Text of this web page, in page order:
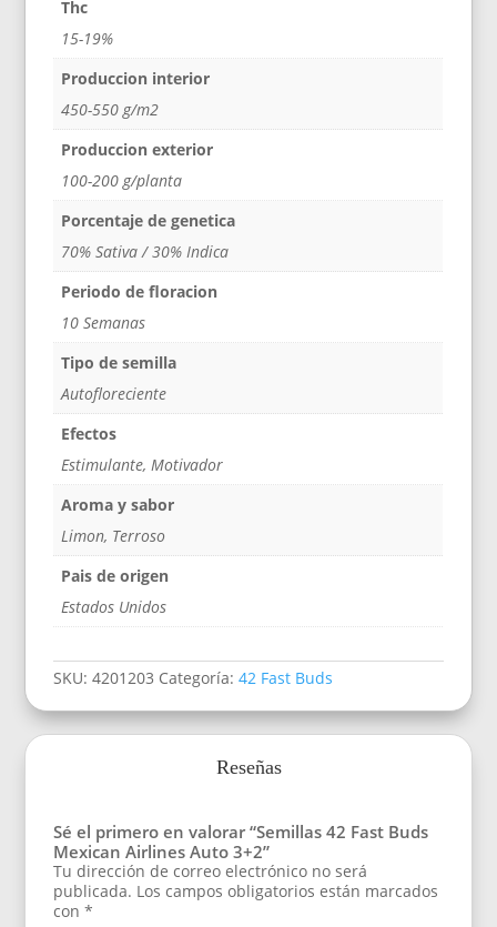
Thc
15-19%
Produccion interior
450-550 g/m2
Produccion exterior
100-200 g/planta
Porcentaje de genetica
70% Sativa / 30% Indica
Periodo de floracion
10 Semanas
Tipo de semilla
Autofloreciente
Efectos
Estimulante, Motivador
Aroma y sabor
Limon, Terroso
Pais de origen
Estados Unidos
SKU:4201203 Categoría:42 Fast Buds
Reseñas
Sé el primero en valorar “Semillas 42 Fast Buds
Mexican Airlines Auto 3+2”
Tu dirección de correo electrónico no será
publicada. Los campos obligatorios están marcados
con*